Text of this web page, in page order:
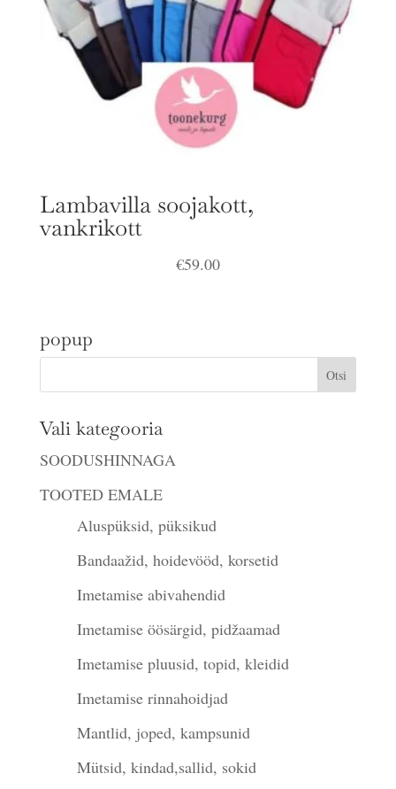
Lambavilla soojakott,
vankrikott
€59.00
popup
Vali kategooria
SOODUSHINNAGA
TOOTED EMALE
Aluspüksid, püksikud
Bandaažid, hoidevööd, korsetid
Imetamise abivahendid
Imetamise öösärgid, pidžaamad
Imetamise pluusid, topid, kleidid
Imetamise rinnahoidjad
Mantlid, joped, kampsunid
Mütsid, kindad,sallid, sokid